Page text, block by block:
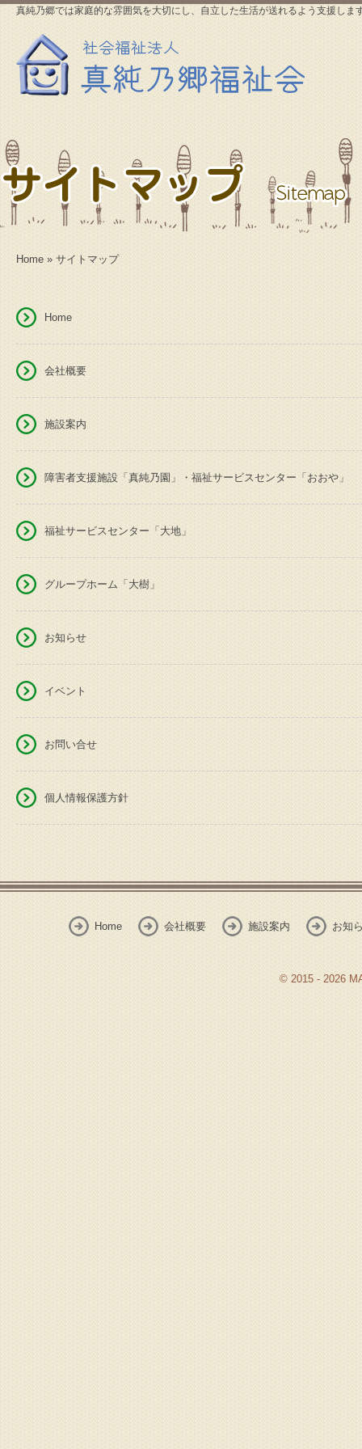
真純乃郷では家庭的な雰囲気を大切にし、自立した生活が送れるよう支援しま
Home » サイトマップ
Home
会社概要
施設案内
障害者支援施設「真純乃園」・福祉サービスセンター「おおや」
福祉サービスセンター「大地」
グループホーム「大樹」
お知らせ
イベント
お問い合せ
個人情報保護方針
Home 会社概要 施設案内 お知
© 2015 - 2026